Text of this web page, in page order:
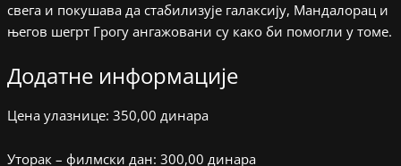
свега и покушава да стабилизује галаксију, Мандалорац и
његов шегрт Грогу ангажовани су како би помогли у томе.
Додатне информације
Цена улазнице: 350,00 динара
Уторак – филмски дан: 300,00 динара